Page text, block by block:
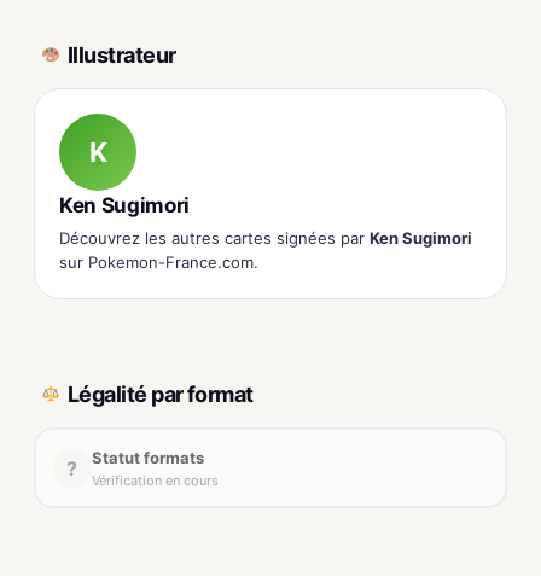
Illustrateur
K
Ken Sugimori
Découvrez les autres cartes signées par Ken Sugimori
sur Pokemon-France.com.
Légalité par format
? Statut formats
Vérification en cours